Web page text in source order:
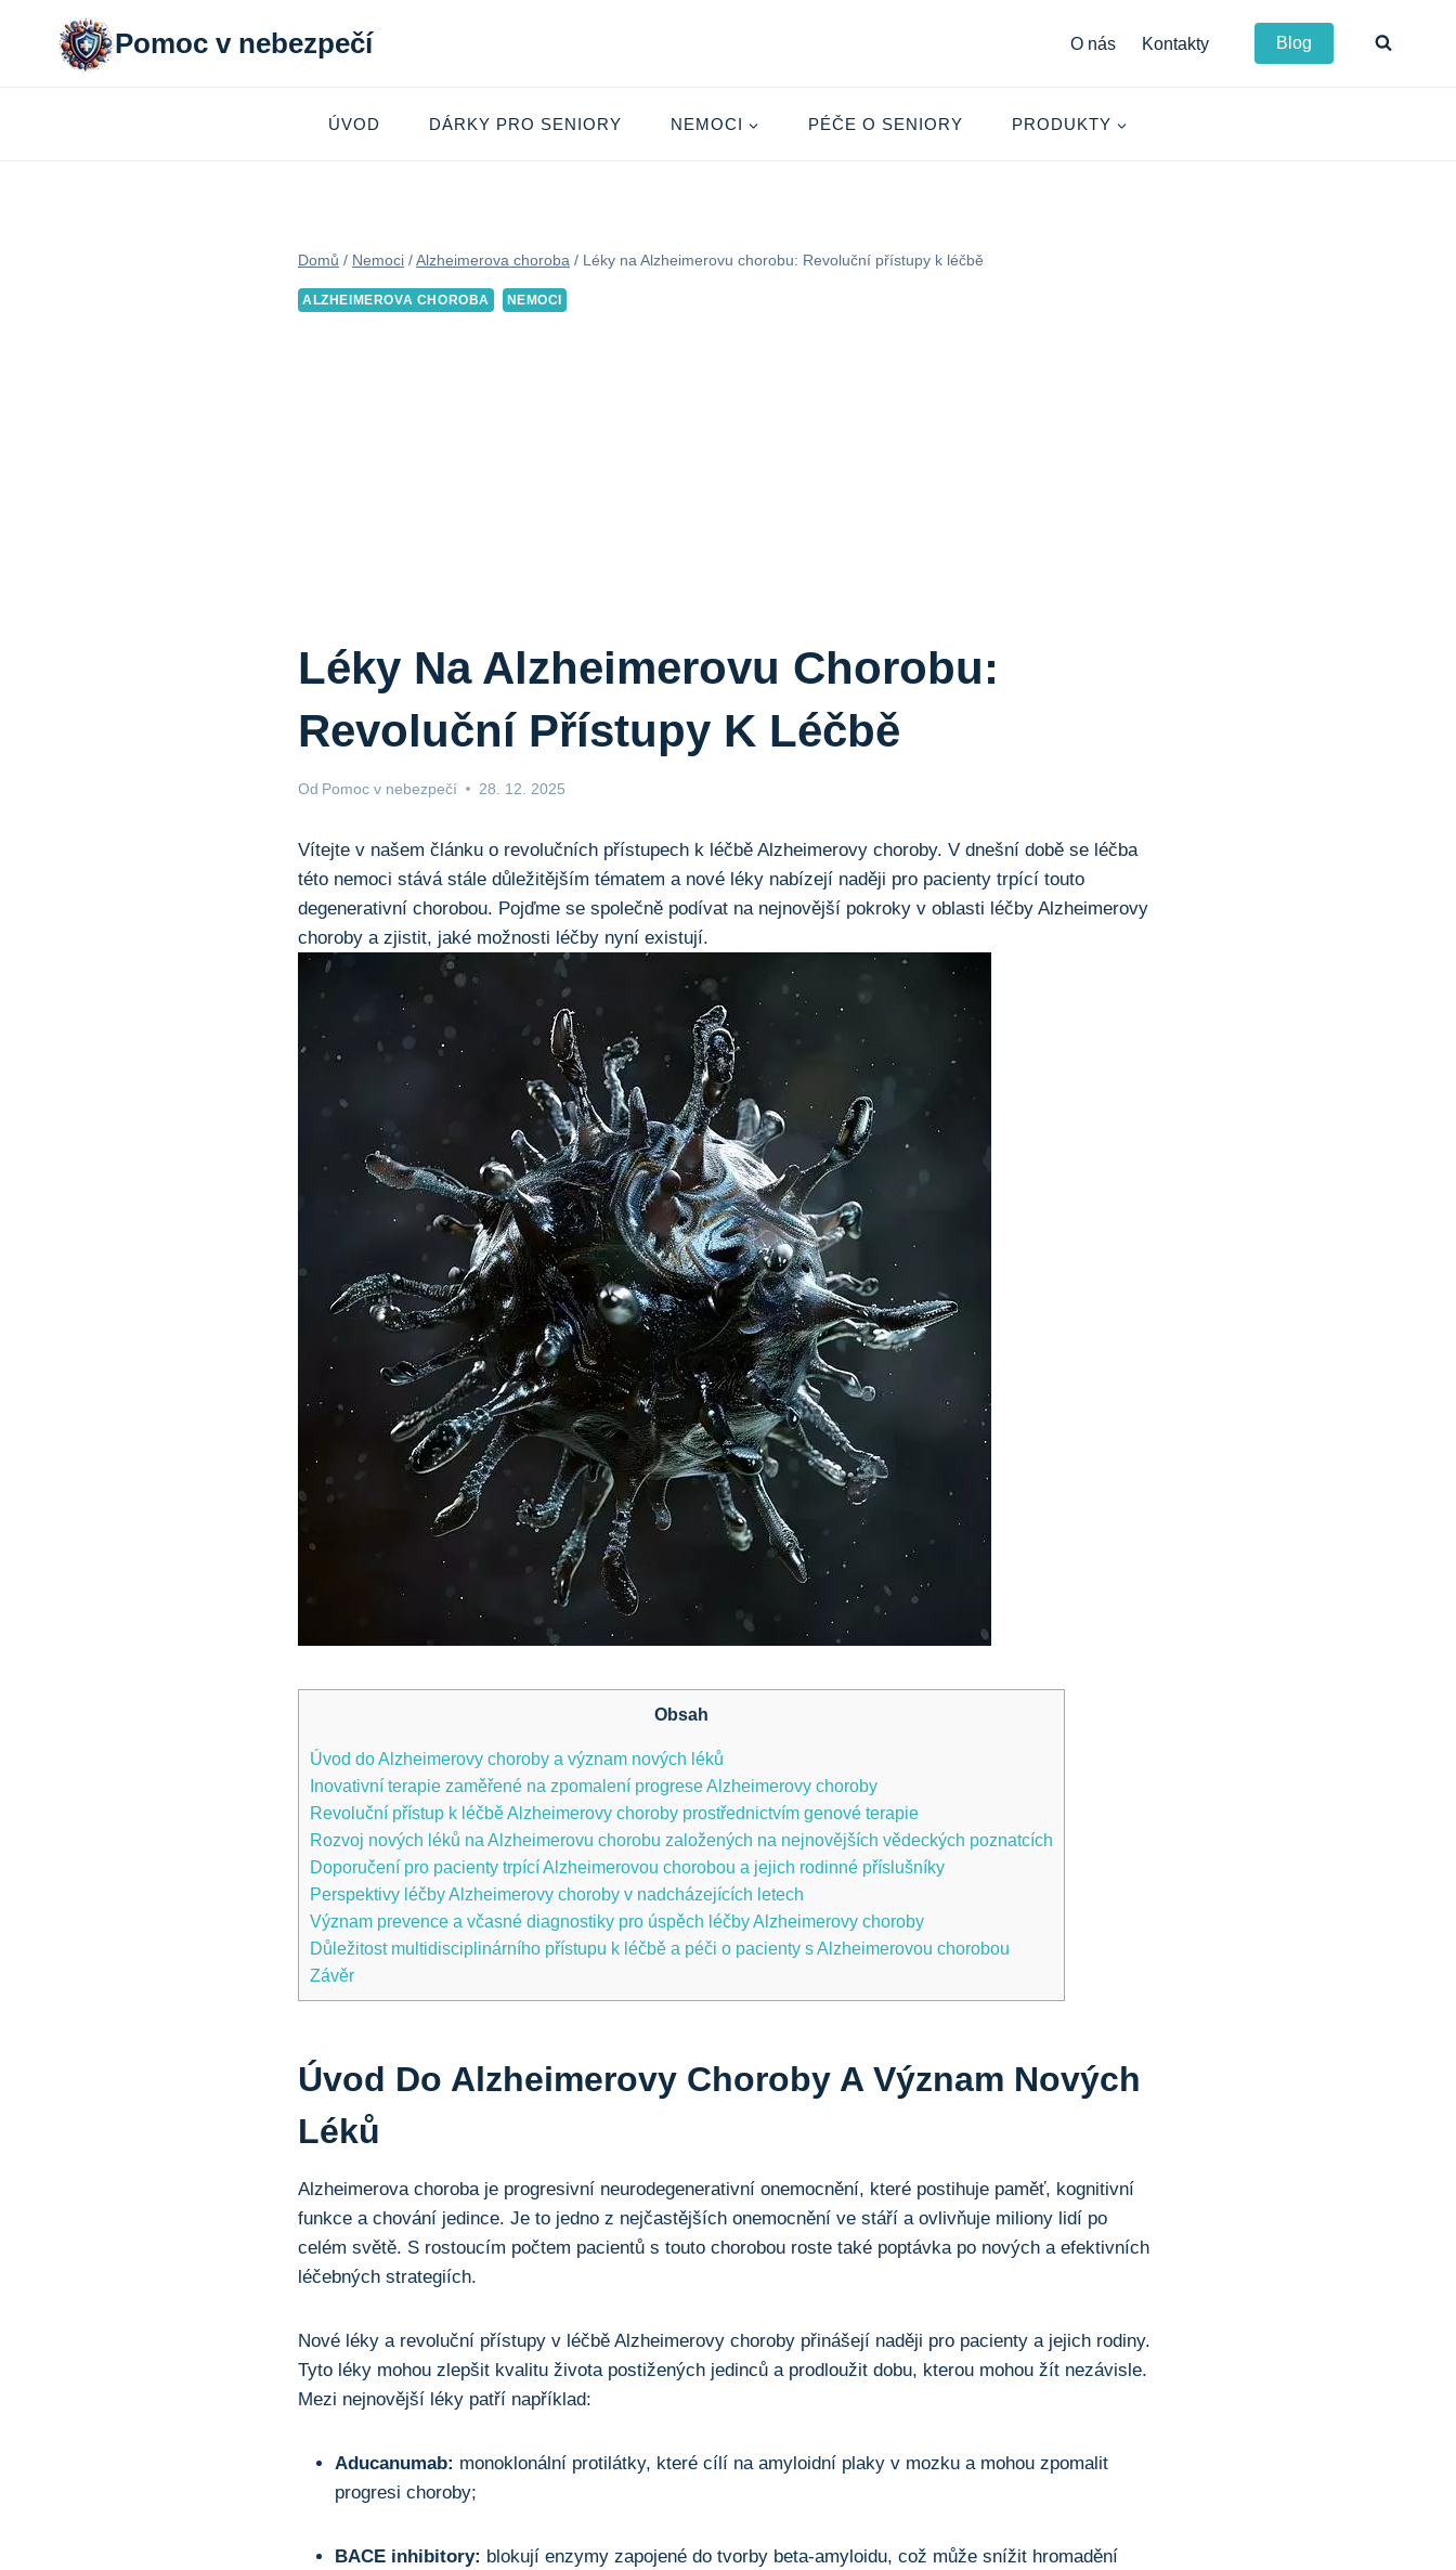
Pomoc v nebezpečí O nás Kontakty Blog
ÚVOD DÁRKY PRO SENIORY NEMOCI PÉČE O SENIORY PRODUKTY
Domů / Nemoci /Alzheimerova choroba / Léky na Alzheimerovu chorobu: Revoluční přístupy k léčbě
ALZHEIMEROVA CHOROBA NEMOCI
Léky Na Alzheimerovu Chorobu:
Revoluční Přístupy K Léčbě
Od Pomoc v nebezpečí 28. 12. 2025
Vítejte v našem článku o revolučních přístupech k léčbě Alzheimerovy choroby. V dnešní době se léčba
této nemoci stává stále důležitějším tématem a nové léky nabízejí naději pro pacienty trpící touto
degenerativní chorobou. Pojďme se společně podívat na nejnovější pokroky v oblasti léčby Alzheimerovy
choroby a zjistit, jaké možnosti léčby nyní existují.
Obsah
Úvod do Alzheimerovy choroby a význam nových léků
Inovativní terapie zaměřené na zpomalení progrese Alzheimerovy choroby
Revoluční přístup k léčbě Alzheimerovy choroby prostřednictvím genové terapie
Rozvoj nových léků na Alzheimerovu chorobu založených na nejnovějších vědeckých poznatcích
Doporučení pro pacienty trpící Alzheimerovou chorobou a jejich rodinné příslušníky
Perspektivy léčby Alzheimerovy choroby v nadcházejících letech
Význam prevence a včasné diagnostiky pro úspěch léčby Alzheimerovy choroby
Důležitost multidisciplinárního přístupu k léčbě a péči o pacienty s Alzheimerovou chorobou
Závěr
Úvod Do Alzheimerovy Choroby A Význam Nových
Léků
Alzheimerova choroba je progresivní neurodegenerativní onemocnění, které postihuje paměť, kognitivní
funkce a chování jedince. Je to jedno z nejčastějších onemocnění ve stáří a ovlivňuje miliony lidí po
celém světě. S rostoucím počtem pacientů s touto chorobou roste také poptávka po nových a efektivních
léčebných strategiích.
Nové léky a revoluční přístupy v léčbě Alzheimerovy choroby přinášejí naději pro pacienty a jejich rodiny.
Tyto léky mohou zlepšit kvalitu života postižených jedinců a prodloužit dobu, kterou mohou žít nezávisle.
Mezi nejnovější léky patří například:
Aducanumab: monoklonální protilátky, které cílí na amyloidní plaky v mozku a mohou zpomalit
progresi choroby;
BACE inhibitory: blokují enzymy zapojené do tvorby beta-amyloidu, což může snížit hromadění